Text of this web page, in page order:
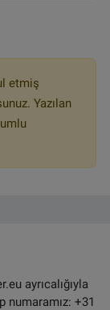
etmiş
Yazılan
ayrıcalığıyla
numaramız: +31